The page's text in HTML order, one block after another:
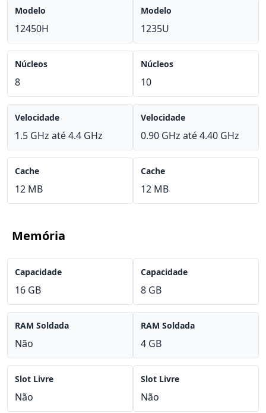
Modelo
12450H
Núcleos
8
Velocidade
1.5 GHz até 4.4 GHz
Cache
12 MB
Modelo
1235U
Núcleos
10
Velocidade
0.90 GHz até 4.40 GHz
Cache
12 MB
Memória
Capacidade
16 GB
RAM Soldada
Não
Slot Livre
Não
Capacidade
8 GB
RAM Soldada
4 GB
Slot Livre
Não